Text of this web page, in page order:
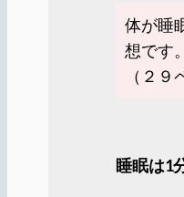
体が睡
想です。
（２９
睡眠は1